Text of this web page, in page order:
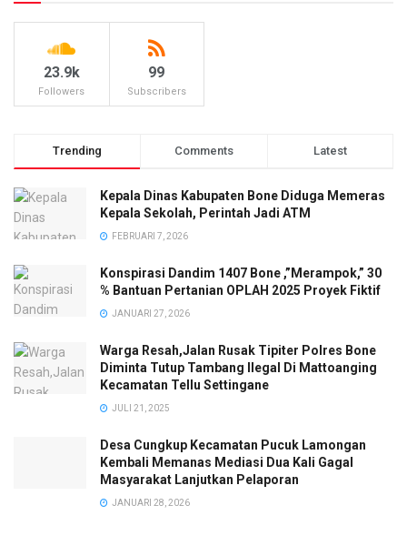
23.9k
Followers
99
Subscribers
Trending Comments Latest
Kepala Dinas Kabupaten Bone Diduga Memeras
Kepala Sekolah, Perintah Jadi ATM
FEBRUARI 7, 2026
Konspirasi Dandim 1407 Bone ,”Merampok,” 30
% Bantuan Pertanian OPLAH 2025 Proyek Fiktif
JANUARI 27, 2026
Warga Resah,Jalan Rusak Tipiter Polres Bone
Diminta Tutup Tambang Ilegal Di Mattoanging
Kecamatan Tellu Settingane
JULI 21, 2025
Desa Cungkup Kecamatan Pucuk Lamongan
Kembali Memanas Mediasi Dua Kali Gagal
Masyarakat Lanjutkan Pelaporan
JANUARI 28, 2026